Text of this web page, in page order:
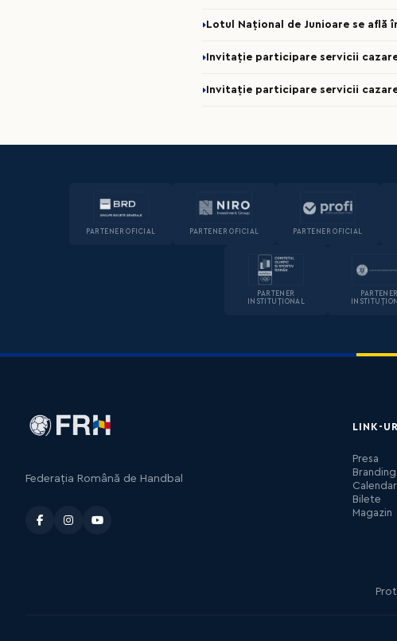
Lotul Național de Junioare se află
Invitație participare servicii
Invitație participare servicii
PARTENER OFICIAL PARTENER OFICIAL PARTENER OFICIAL
PARTENER
INSTITUȚIONAL
PARTENER
Federația Română de Handbal
LINK-
Presa
Branding
Calendar
Bilete
Magazin